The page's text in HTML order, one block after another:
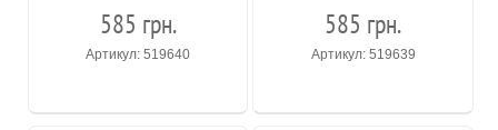
585 грн.
Артикул: 519640
585 грн.
Артикул: 519639